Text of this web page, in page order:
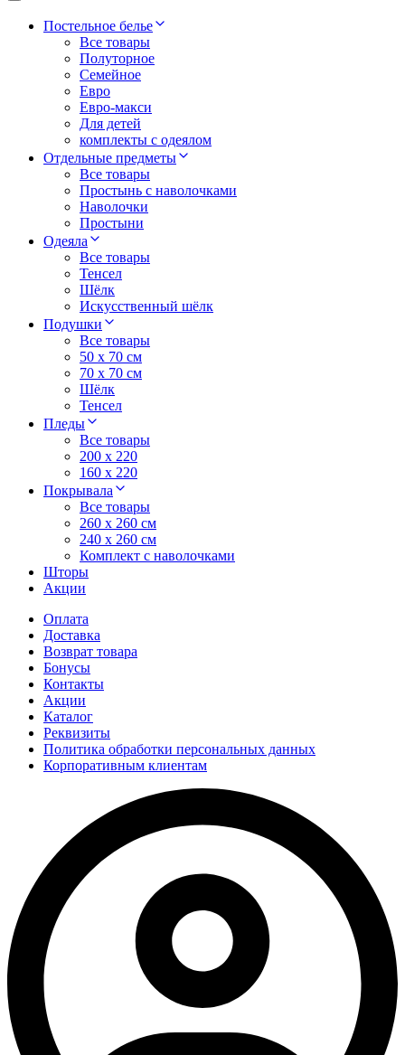
Постельное белье
Все товары
Полуторное
Семейное
Евро
Евро-макси
Для детей
комплекты с одеялом
Отдельные предметы
Все товары
Простынь с наволочками
Наволочки
Простыни
Одеяла
Все товары
Тенсел
Шёлк
Искусственный шёлк
Подушки
Все товары
50 x 70 см
70 x 70 см
Шёлк
Тенсел
Пледы
Все товары
200 х 220
160 х 220
Покрывала
Все товары
260 x 260 см
240 х 260 см
Комплект с наволочками
Шторы
Акции
Оплата
Доставка
Возврат товара
Бонусы
Контакты
Акции
Каталог
Реквизиты
Политика обработки персональных данных
Корпоративным клиентам